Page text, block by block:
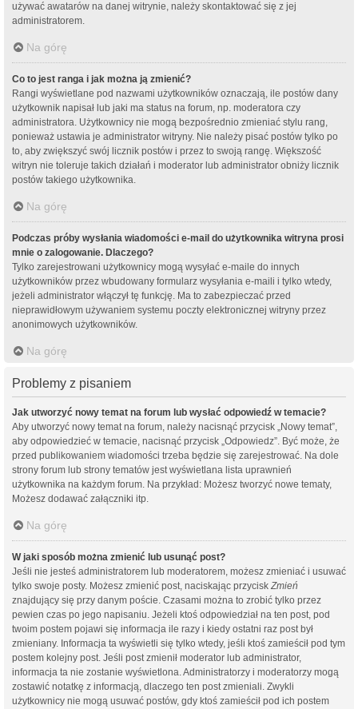
używać awatarów na danej witrynie, należy skontaktować się z jej
administratorem.
Na górę
Co to jest ranga i jak można ją zmienić?
Rangi wyświetlane pod nazwami użytkowników oznaczają, ile postów dany
użytkownik napisał lub jaki ma status na forum, np. moderatora czy
administratora. Użytkownicy nie mogą bezpośrednio zmieniać stylu rang,
ponieważ ustawia je administrator witryny. Nie należy pisać postów tylko po
to, aby zwiększyć swój licznik postów i przez to swoją rangę. Większość
witryn nie toleruje takich działań i moderator lub administrator obniży licznik
postów takiego użytkownika.
Na górę
Podczas próby wysłania wiadomości e-mail do użytkownika witryna prosi
mnie o zalogowanie. Dlaczego?
Tylko zarejestrowani użytkownicy mogą wysyłać e-maile do innych
użytkowników przez wbudowany formularz wysyłania e-maili i tylko wtedy,
jeżeli administrator włączył tę funkcję. Ma to zabezpieczać przed
nieprawidłowym używaniem systemu poczty elektronicznej witryny przez
anonimowych użytkowników.
Na górę
Problemy z pisaniem
Jak utworzyć nowy temat na forum lub wysłać odpowiedź w temacie?
Aby utworzyć nowy temat na forum, należy nacisnąć przycisk „Nowy temat”,
aby odpowiedzieć w temacie, nacisnąć przycisk „Odpowiedz”. Być może, że
przed publikowaniem wiadomości trzeba będzie się zarejestrować. Na dole
strony forum lub strony tematów jest wyświetlana lista uprawnień
użytkownika na każdym forum. Na przykład: Możesz tworzyć nowe tematy,
Możesz dodawać załączniki itp.
Na górę
W jaki sposób można zmienić lub usunąć post?
Jeśli nie jesteś administratorem lub moderatorem, możesz zmieniać i usuwać
tylko swoje posty. Możesz zmienić post, naciskając przycisk Zmień
znajdujący się przy danym poście. Czasami można to zrobić tylko przez
pewien czas po jego napisaniu. Jeżeli ktoś odpowiedział na ten post, pod
twoim postem pojawi się informacja ile razy i kiedy ostatni raz post był
zmieniany. Informacja ta wyświetli się tylko wtedy, jeśli ktoś zamieścił pod tym
postem kolejny post. Jeśli post zmienił moderator lub administrator,
informacja ta nie zostanie wyświetlona. Administratorzy i moderatorzy mogą
zostawić notatkę z informacją, dlaczego ten post zmieniali. Zwykli
użytkownicy nie mogą usuwać postów, gdy ktoś zamieścił pod ich postem